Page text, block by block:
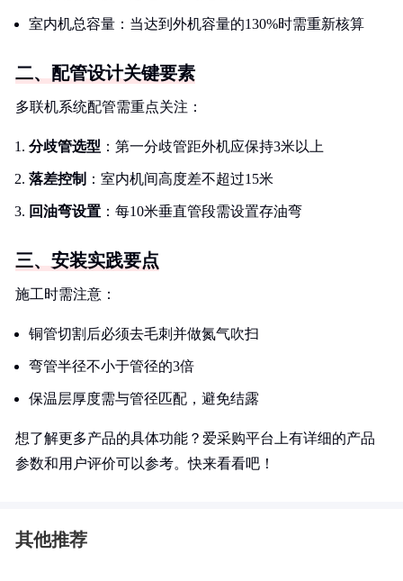
室内机总容量：当达到外机容量的130%时需重新核算
二、配管设计关键要素
多联机系统配管需重点关注：
分歧管选型 ：第一分歧管距外机应保持3米以上
落差控制 ：室内机间高度差不超过15米
回油弯设置 ：每10米垂直管段需设置存油弯
三、安装实践要点
施工时需注意：
铜管切割后必须去毛刺并做氮气吹扫
弯管半径不小于管径的3倍
保温层厚度需与管径匹配，避免结露
想了解更多产品的具体功能？爱采购平台上有详细的产品
参数和用户评价可以参考。快来看看吧！
其他推荐